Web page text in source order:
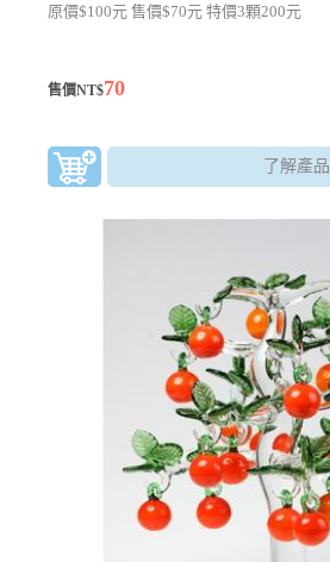
原價$100元 售價$70元 特價3顆200元
售價NT$70
了解產品